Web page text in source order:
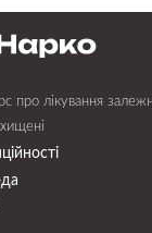
про лікування